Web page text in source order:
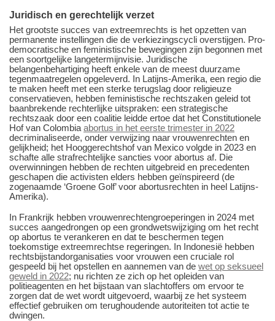
Juridisch en gerechtelijk verzet
Het grootste succes van extreemrechts is het opzetten van
permanente instellingen die de verkiezingscycli overstijgen. Pro-
democratische en feministische bewegingen zijn begonnen met
een soortgelijke langetermijnvisie. Juridische
belangenbehartiging heeft enkele van de meest duurzame
tegenmaatregelen opgeleverd. In Latijns-Amerika, een regio die
te maken heeft met een sterke terugslag door religieuze
conservatieven, hebben feministische rechtszaken geleid tot
baanbrekende rechterlijke uitspraken: een strategische
rechtszaak door een coalitie leidde ertoe dat het Constitutionele
Hof van Colombia abortus in het eerste trimester in 2022
decriminaliseerde, onder verwijzing naar vrouwenrechten en
gelijkheid; het Hooggerechtshof van Mexico volgde in 2023 en
schafte alle strafrechtelijke sancties voor abortus af. Die
overwinningen hebben de rechten uitgebreid en precedenten
geschapen die activisten elders hebben geïnspireerd (de
zogenaamde ‘Groene Golf’ voor abortusrechten in heel Latijns-
Amerika).
In Frankrijk hebben vrouwenrechtengroeperingen in 2024 met
succes aangedrongen op een grondwetswijziging om het recht
op abortus te verankeren en dat te beschermen tegen
toekomstige extreemrechtse regeringen. In Indonesië hebben
rechtsbijstandorganisaties voor vrouwen een cruciale rol
gespeeld bij het opstellen en aannemen van de wet op seksueel
geweld in 2022; nu richten ze zich op het opleiden van
politieagenten en het bijstaan van slachtoffers om ervoor te
zorgen dat de wet wordt uitgevoerd, waarbij ze het systeem
effectief gebruiken om terughoudende autoriteiten tot actie te
dwingen.